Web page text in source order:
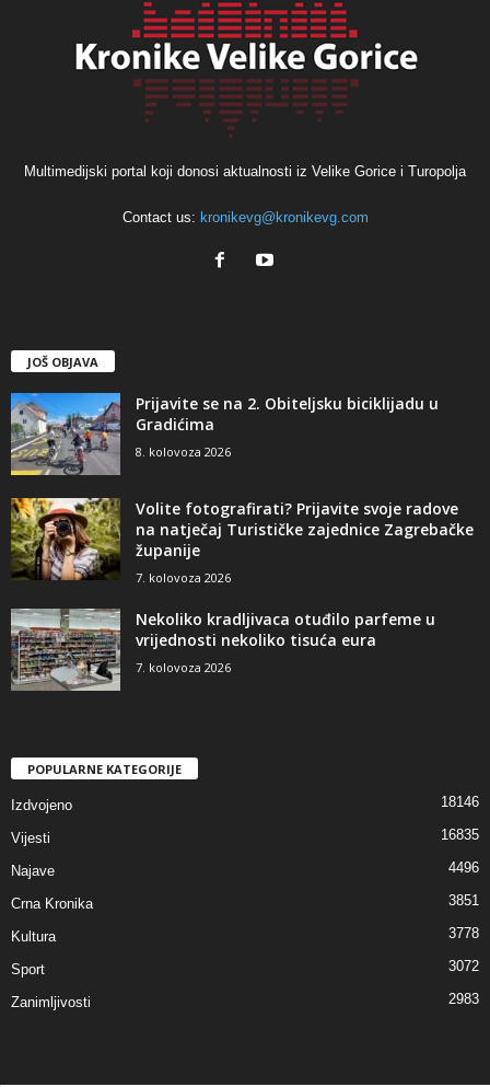
Multimedijski portal koji donosi aktualnosti iz Velike Gorice i Turopolja
Contact us: kronikevg@kronikevg.com
JOŠ OBJAVA
Prijavite se na 2. Obiteljsku biciklijadu u
Gradićima
8. kolovoza 2026
Volite fotografirati? Prijavite svoje radove
na natječaj Turističke zajednice Zagrebačke
županije
7. kolovoza 2026
Nekoliko kradljivaca otuđilo parfeme u
vrijednosti nekoliko tisuća eura
7. kolovoza 2026
POPULARNE KATEGORIJE
Izdvojeno 18146
Vijesti 16835
Najave 4496
Crna Kronika 3851
Kultura 3778
Sport 3072
Zanimljivosti 2983